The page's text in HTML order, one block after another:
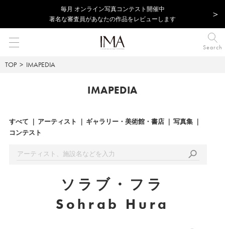
毎⽉ オンライン写真コンテスト開催中
著名な審査員があなたの作品をレビューします
Search
TOP IMAPEDIA
IMAPEDIA
すべて アーティスト ギャラリー・美術館・書店
写真集
コンテスト
ソラブ・フラ
Sohrab Hura